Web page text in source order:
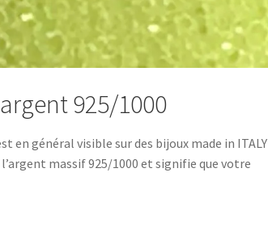
925/1000
en général visible sur des bijoux made in ITALY
massif 925/1000 et signifie que votre